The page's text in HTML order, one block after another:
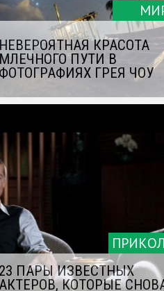
НЕВЕРОЯТНАЯ КРАСОТА
МЛЕЧНОГО ПУТИ В
ФОТОГРАФИЯХ ГРЕЯ ЧОУ
23 ПАРЫ ИЗВЕСТНЫХ
АКТЕРОВ, КОТОРЫЕ